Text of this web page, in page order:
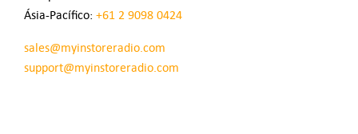
Ásia-Pacífico: +61 2 9098 0424
sales@myinstoreradio.com
support@myinstoreradio.com